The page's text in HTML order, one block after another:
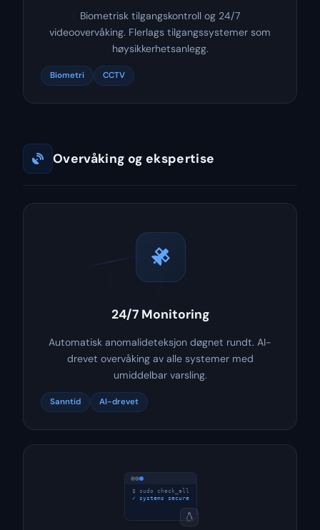
Biometrisk tilgangskontroll og 24/7
videoovervåking. Flerlags tilgangssystemer som
høysikkerhetsanlegg.
Biometri CCTV
Overvåking og ekspertise
24/7 Monitoring
Automatisk anomalideteksjon døgnet rundt. AI-
drevet overvåking av alle systemer med
umiddelbar varsling.
Sanntid AI-drevet
$ sudo check_all
✓ systems secure